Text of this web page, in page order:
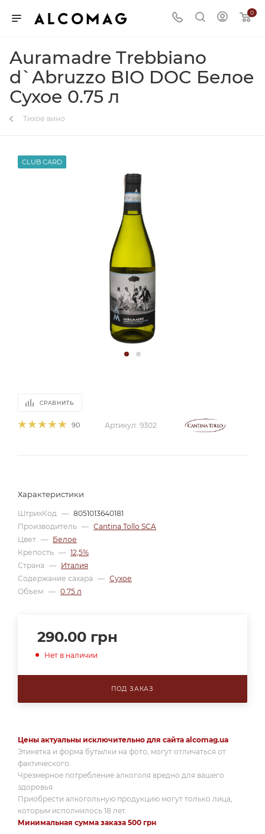
0
Auramadre Trebbiano
d`Abruzzo BIO DOC Белое
Сухое 0.75 л
Тихое вино
CLUB CARD
СРАВНИТЬ
90 Артикул: 9302
Характеристики
ШтрихКод — 8051013640181
Производитель — Cantina Tollo SCA
Цвет — Белое
Крепость — 12,5%
Страна — Италия
Содержание сахара — Сухое
Объем — 0.75 л
290.00 грн
Нет в наличии
ПОД ЗАКАЗ
Цены актуальны исключительно для сайта alcomag.ua
Этикетка и форма бутылки на фото, могут отличаться от
фактического.
Чрезмерное потребление алкоголя вредно для вашего
здоровья.
Приобрести алкогольную продукцию могут только лица,
которым исполнилось 18 лет.
Минимальная сумма заказа 500 грн